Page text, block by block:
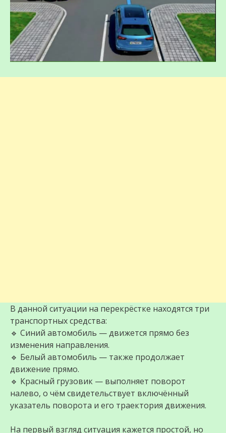
В данной ситуации на перекрёстке находятся три
транспортных средства:
🔹 Синий автомобиль — движется прямо без
изменения направления.
🔹 Белый автомобиль — также продолжает
движение прямо.
🔹 Красный грузовик — выполняет поворот
налево, о чём свидетельствует включённый
указатель поворота и его траектория движения.
На первый взгляд ситуация кажется простой, но